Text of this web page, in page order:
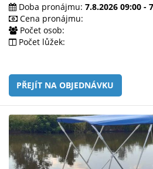
Doba pronájmu: 7.8.2026 09:00 -
Cena pronájmu:
Počet osob:
Počet lůžek:
PŘEJÍT NA OBJEDNÁVKU
mailem.
objednat
poukaz